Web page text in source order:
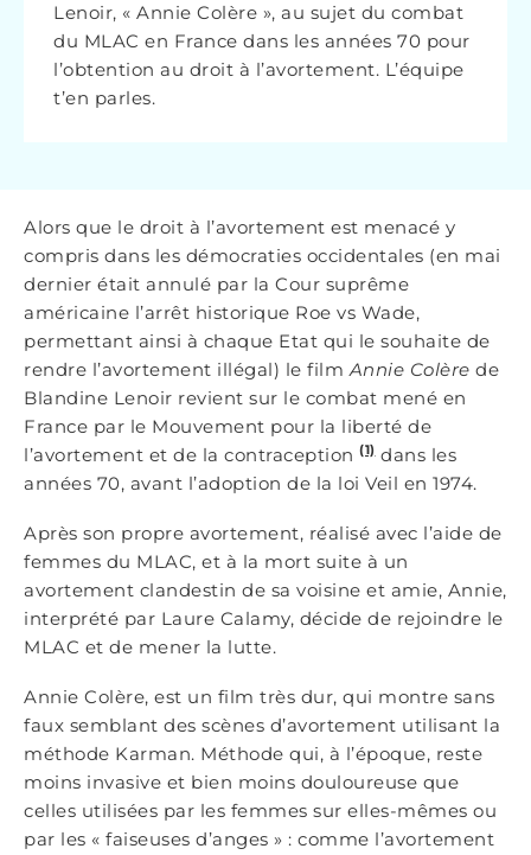
Lenoir, « Annie Colère », au sujet du combat
du MLAC en France dans les années 70 pour
l’obtention au droit à l’avortement. L’équipe
t’en parles.
Alors que le droit à l’avortement est menacé y
compris dans les démocraties occidentales (en mai
dernier était annulé par la Cour suprême
américaine l’arrêt historique Roe vs Wade,
permettant ainsi à chaque Etat qui le souhaite de
rendre l’avortement illégal) le filmAnnie Colère de
Blandine Lenoir revient sur le combat mené en
France par le Mouvement pour la liberté de
l’avortement et de la contraception (1)dans les
années 70, avant l’adoption de la loi Veil en 1974.
Après son propre avortement, réalisé avec l’aide de
femmes du MLAC, et à la mort suite à un
avortement clandestin de sa voisine et amie, Annie,
interprété par Laure Calamy, décide de rejoindre le
MLAC et de mener la lutte.
Annie Colère, est un film très dur, qui montre sans
faux semblant des scènes d’avortement utilisant la
méthode Karman. Méthode qui, à l’époque, reste
moins invasive et bien moins douloureuse que
celles utilisées par les femmes sur elles-mêmes ou
par les « faiseuses d’anges » : comme l’avortement